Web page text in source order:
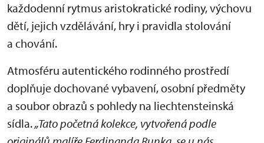
každodenní rytmus aristokratické rodiny, výchovu
dětí, jejich vzdělávání, hry i pravidla stolování
a chování.
Atmosféru autentického rodinného prostředí
doplňuje dochované vybavení, osobní předměty
a soubor obrazů s pohledy na liechtensteinská
sídla.„Tato početná kolekce, vytvořená podle